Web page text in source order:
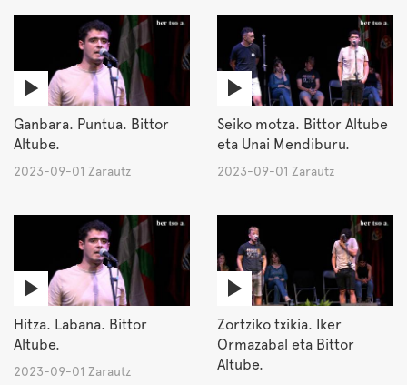
Ganbara. Puntua. Bittor
Altube.
2023-09-01 Zarautz
Seiko motza. Bittor Altube
eta Unai Mendiburu.
2023-09-01 Zarautz
Hitza. Labana. Bittor
Altube.
2023-09-01 Zarautz
Zortziko txikia. Iker
Ormazabal eta Bittor
Altube.